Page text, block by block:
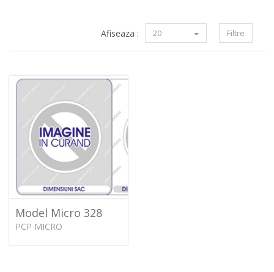
Filtre
Afiseaza : 20
Model Micro 328
PCP MICRO